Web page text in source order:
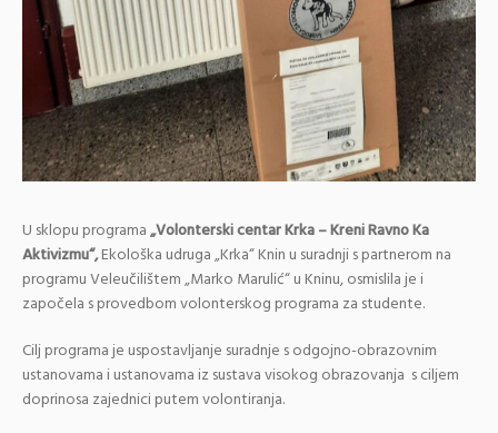
U sklopu programa„Volonterski centar Krka – Kreni Ravno Ka
Aktivizmu“,Ekološka udruga „Krka“ Knin u suradnji s partnerom na
programu Veleučilištem „Marko Marulić“ u Kninu, osmislila je i
započela s provedbom volonterskog programa za studente.
Cilj programa je uspostavljanje suradnje s odgojno-obrazovnim
ustanovama i ustanovama iz sustava visokog obrazovanja s ciljem
doprinosa zajednici putem volontiranja.